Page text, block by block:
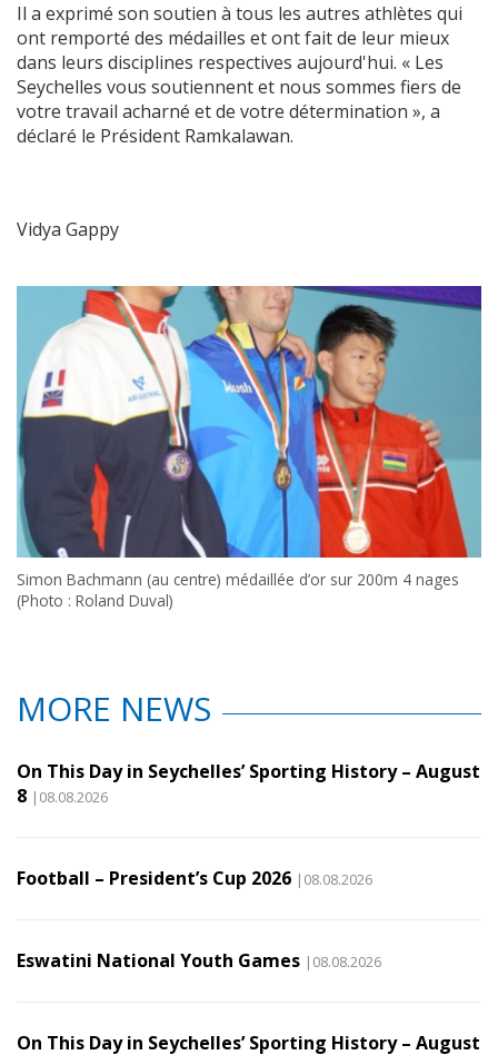
Il a exprimé son soutien à tous les autres athlètes qui
ont remporté des médailles et ont fait de leur mieux
dans leurs disciplines respectives aujourd'hui. « Les
Seychelles vous soutiennent et nous sommes fiers de
votre travail acharné et de votre détermination », a
déclaré le Président Ramkalawan.
Vidya Gappy
Simon Bachmann (au centre) médaillée d’or sur 200m 4 nages
(Photo : Roland Duval)
MORE NEWS
On This Day in Seychelles’ Sporting History – August
8 |08.08.2026
Football – President’s Cup 2026 |08.08.2026
Eswatini National Youth Games |08.08.2026
On This Day in Seychelles’ Sporting History – August